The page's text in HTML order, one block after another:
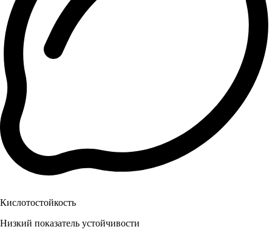
Кислотостойкость
Низкий показатель устойчивости